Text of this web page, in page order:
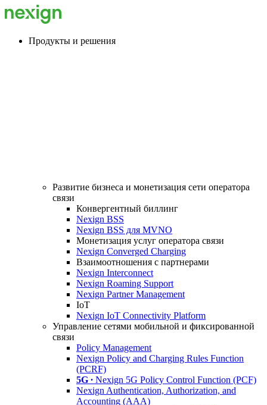
Продукты и решения
Развитие бизнеса и монетизация сети оператора
связи
Конвергентный биллинг
Nexign BSS
Nexign BSS для MVNO
Монетизация услуг оператора связи
Nexign Converged Charging
Взаимоотношения с партнерами
Nexign Interconnect
Nexign Roaming Support
Nexign Partner Management
IoT
Nexign IoT Connectivity Platform
Управление сетями мобильной и фиксированной
связи
Policy Management
Nexign Policy and Charging Rules Function
(PCRF)
5G ∙ Nexign 5G Policy Control Function (PCF)
Nexign Authentication, Authorization, and
Accounting (AAA)